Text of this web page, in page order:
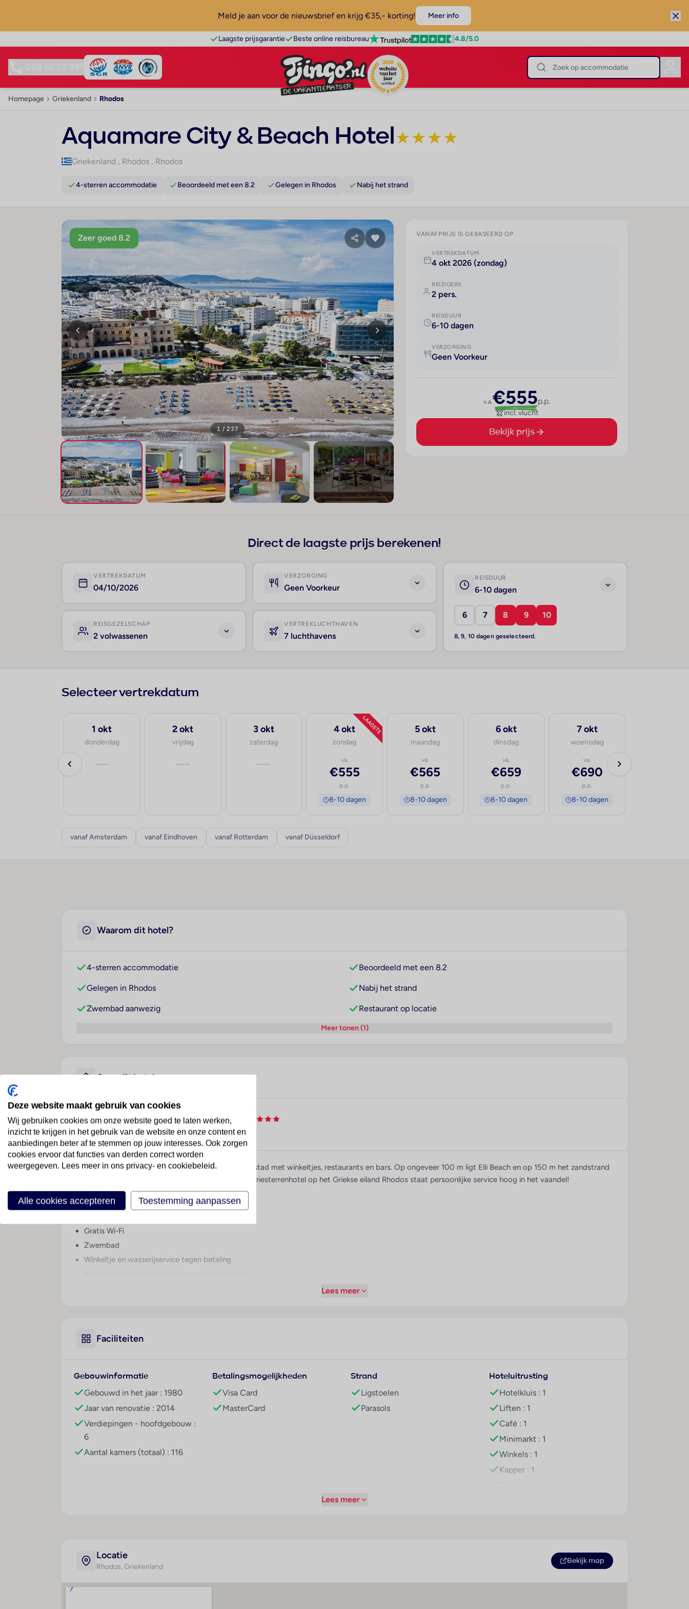
Meld je aan voor de nieuwsbrief en krijg €35,- korting! Meer info
Laagste prijsgarantie Beste online reisbureau 4.8/5.0
Homepage Griekenland Rhodos
Aquamare City & Beach Hotel★★★★
Griekenland , Rhodos , Rhodos
4-sterren accommodatie Beoordeeld met een 8.2 Gelegen in Rhodos Nabij het strand
Zeer goed 8.2
1 / 237
VANAFPRIJS IS GEBASEERD OP
VERTREKDATUM
4 okt 2026 (zondag)
REIZIGERS
2 pers.
REISDUUR
6-10 dagen
VERZORGING
Geen Voorkeur
v.a.€555p.p.
incl. vlucht
Bekijk prijs
Direct de laagste prijs berekenen!
VERTREKDATUM
04/10/2026
VERZORGING
Geen Voorkeur
REISDUUR
6-10 dagen
6 7 8 9 10
8, 9, 10 dagen geselecteerd.
REISGEZELSCHAP
2 volwassenen
VERTREKLUCHTHAVEN
7 luchthavens
Selecteer vertrekdatum
1 okt
donderdag
—
2 okt
vrijdag
—
3 okt
zaterdag
—
LAAGSTE
4 okt
zondag
va.
€555
p.p.
8-10 dagen
5 okt
maandag
va.
€565
p.p.
8-10 dagen
6 okt
dinsdag
va.
€659
p.p.
8-10 dagen
7 okt
woensdag
va.
€690
p.p.
8-10 dagen
vanaf Amsterdam vanaf Eindhoven vanaf Rotterdam vanaf Düsseldorf
Waarom dit hotel?
4-sterren accommodatie Beoordeeld met een 8.2
Gelegen in Rhodos Nabij het strand
Zwembad aanwezig Restaurant op locatie
Meer tonen (1)
Over dit hotel
Aquamare City & Beach Hotel
Griekenland· Rhodos· Rhodos
Smartline Aquamare ligt in het centrum van Rhodos-stad met winkeltjes, restaurants en bars. Op ongeveer 100 m ligt Elli Beach en op 150 m het zandstrand
"Windy Beach". Kortom; een perfecte ligging! Bij dit driesterrenhotel op het Griekse eiland Rhodos staat persoonlijke service hoog in het vaandel!
Smartline Aquamare beschikt over:
Gratis Wi-Fi
Zwembad
Winkeltje en wasserijservice tegen betaling
Lees meer
Faciliteiten
Gebouwinformatie
Gebouwd in het jaar : 1980
Jaar van renovatie : 2014
Verdiepingen - hoofdgebouw :
6
Aantal kamers (totaal) : 116
Betalingsmogelijkheden
Visa Card
MasterCard
Strand
Ligstoelen
Parasols
Hoteluitrusting
Hotelkluis : 1
Liften : 1
Café : 1
Minimarkt : 1
Winkels : 1
Kapper : 1
Lees meer
Locatie
Rhodos, Griekenland
Bekijk map
Deze website maakt gebruik van cookies
Wij gebruiken cookies om onze website goed te laten werken,
inzicht te krijgen in het gebruik van de website en onze content en
aanbiedingen beter af te stemmen op jouw interesses. Ook zorgen
cookies ervoor dat functies van derden correct worden
weergegeven. Lees meer in ons privacy- en cookiebeleid.
Alle cookies accepteren Toestemming aanpassen